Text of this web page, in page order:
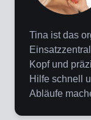
Tina ist das
Kopf und
Hilfe schnell
Abläufe